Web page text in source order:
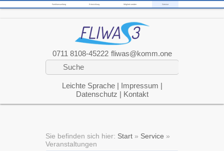
0711 8108-45222 fliwas@komm.one
Leichte Sprache| Impressum |
Datenschutz | Kontakt
Funktionsumfang Entwicklung Mitglied werden Service
Sie befinden sich hier: Start » Service »
Veranstaltungen